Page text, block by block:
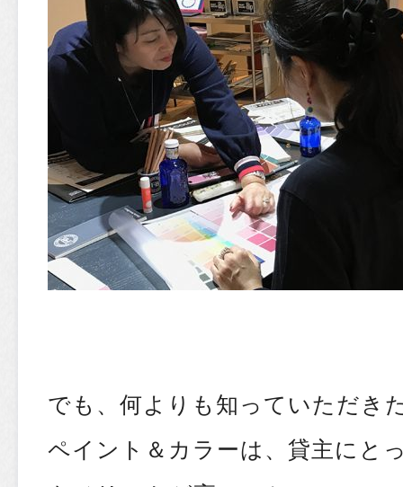
でも、何よりも知っていただき
ペイント＆カラーは、貸主にと